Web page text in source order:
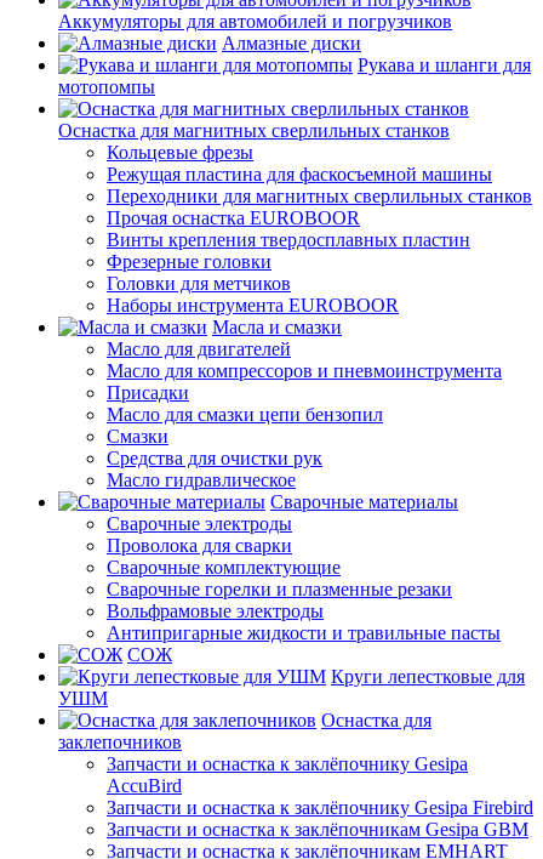
Аккумуляторы для автомобилей и погрузчиков
Алмазные диски
Рукава и шланги для
мотопомпы
Оснастка для магнитных сверлильных станков
Кольцевые фрезы
Режущая пластина для фаскосъемной машины
Переходники для магнитных сверлильных станков
Прочая оснастка EUROBOOR
Винты крепления твердосплавных пластин
Фрезерные головки
Головки для метчиков
Наборы инструмента EUROBOOR
Масла и смазки
Масло для двигателей
Масло для компрессоров и пневмоинструмента
Присадки
Масло для смазки цепи бензопил
Смазки
Средства для очистки рук
Масло гидравлическое
Сварочные материалы
Сварочные электроды
Проволока для сварки
Сварочные комплектующие
Сварочные горелки и плазменные резаки
Вольфрамовые электроды
Антипригарные жидкости и травильные пасты
СОЖ
Круги лепестковые для
УШМ
Оснастка для
заклепочников
Запчасти и оснастка к заклёпочнику Gesipa
AccuBird
Запчасти и оснастка к заклёпочнику Gesipa Firebird
Запчасти и оснастка к заклёпочникам Gesipa GBM
Запчасти и оснастка к заклёпочникам EMHART